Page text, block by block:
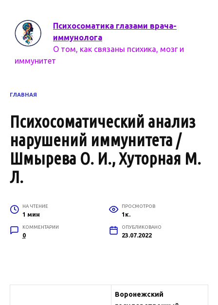
Психосоматика глазами врача-
иммунолога
О том, как связаны психика, мозг и
иммунитет
ГЛАВНАЯ
Психосоматический анализ
нарушений иммунитета /
Шмырева О. И., Хуторная М.
Л.
НА ЧТЕНИЕ
1 мин
ПРОСМОТРОВ
1к.
КОММЕНТАРИИ
0
ОПУБЛИКОВАНО
23.07.2022
Воронежский